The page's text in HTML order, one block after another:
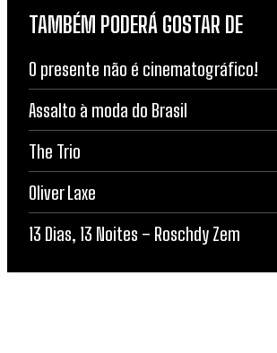
TAMBÉM PODERÁ GOSTAR DE
O presente não é cinematográfico!
Assalto à moda do Brasil
The Trio
Oliver Laxe
13 Dias, 13 Noites – Roschdy Zem